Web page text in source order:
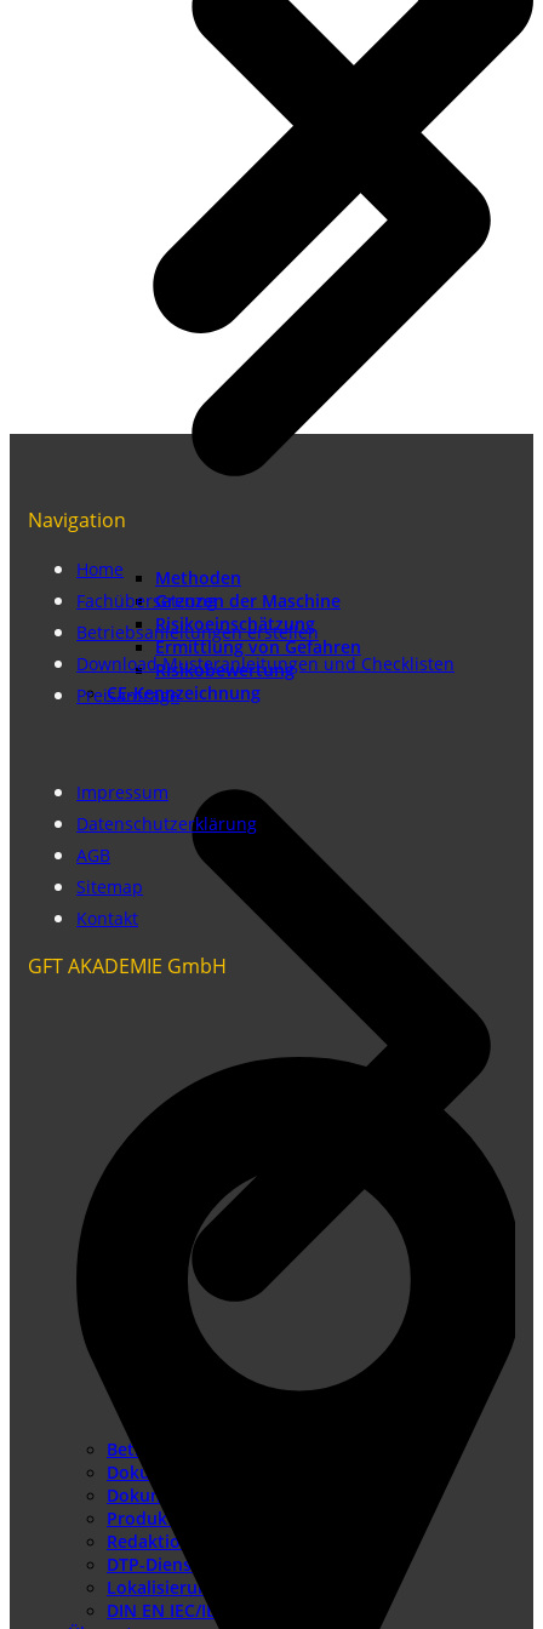
Methoden
Grenzen der Maschine
Risikoeinschätzung
Ermittlung von Gefahren
Risikobewertung
CE-Kennzeichnung
Betriebsanleitung erstellen
Doku-Check
Dokumentationsüberarbeitung
Produkthaftung USA
Redaktionssysteme
DTP-Dienste
Lokalisierung
DIN EN IEC/IEEE 82079-1
Navigation
Home
Fachübersetzung
Betriebsanleitungen erstellen
Download Musteranleitungen und Checklisten
Preisanfrage
Impressum
Datenschutzerklärung
AGB
Sitemap
Kontakt
GFT AKADEMIE GmbH